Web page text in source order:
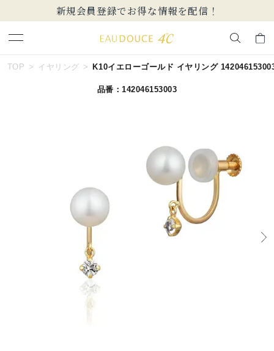
新規会員登録でお得な情報を配信！
キーワードで検索する
#ダイヤモンド ネックレス
#エタニティ
EAU DOUCE４℃
TOP イヤリング K10イエローゴールド イヤリング
品番：142046153003